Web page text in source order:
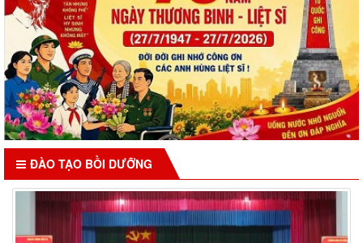
ĐÀO TẠO BỒI DƯỠNG